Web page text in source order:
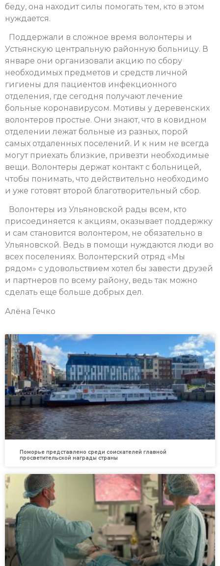
беду, она находит силы помогать тем, кто в этом
нуждается.
Поддержали в сложное время волонтеры и
Устьянскую центральную районную больницу. В
январе они организовали акцию по сбору
необходимых предметов и средств личной
гигиены для пациентов инфекционного
отделения, где сегодня получают лечение
больные коронавирусом. Мотивы у деревенских
волонтеров простые. Они знают, что в ковидном
отделении лежат больные из разных, порой
самых отдаленных поселений. И к ним не всегда
могут приехать близкие, привезти необходимые
вещи. Волонтеры держат контакт с больницей,
чтобы понимать, что действительно необходимо
и уже готовят второй благотворительный сбор.
Волонтеры из Ульяновской рады всем, кто
присоединяется к акциям, оказывает поддержку
и сам становится волонтером, не обязательно в
Ульяновской. Ведь в помощи нуждаются люди во
всех поселениях. Волонтерский отряд «Мы
рядом» с удовольствием хотел бы завести друзей
и партнеров по всему району, ведь так можно
сделать еще больше добрых дел.
Алёна Гечко
Поморье представлено среди соискателей главной
просветительской награды страны